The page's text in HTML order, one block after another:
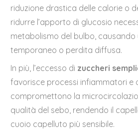
riduzione drastica delle calorie o
ridurre l’apporto di glucosio
metabolismo del bulbo,
temporaneo o perdita diffusa.
In più, l’eccesso di zuccheri
favorisce processi infiammatori e
compromettono la
qualità del sebo, rendendo il
cuoio capelluto più sensibile.